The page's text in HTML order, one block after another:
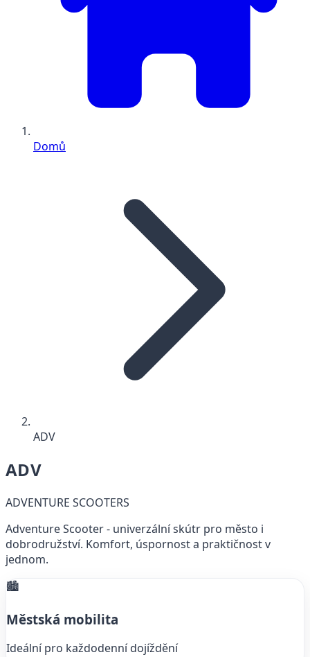
Domů
ADV
ADV
ADVENTURE SCOOTERS
Adventure Scooter - univerzální skútr pro město i
dobrodružství. Komfort, úspornost a praktičnost v
jednom.
🏙️
Městská mobilita
Ideální pro každodenní dojíždění